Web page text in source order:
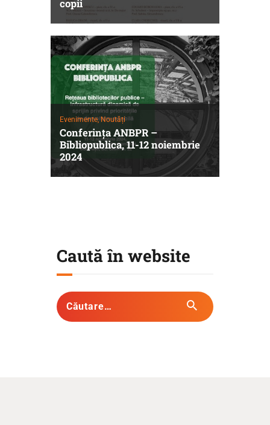
copii
Evenimente,Noutăți
Conferința ANBPR –
Bibliopublica, 11-12 noiembrie
2024
Caută în website